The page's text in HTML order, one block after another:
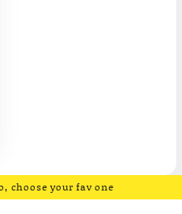
choose your fav one